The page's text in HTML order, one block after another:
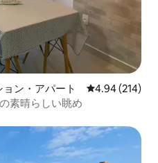
ン・アパート レビュー214
4.94 (214)
素晴らしい眺め